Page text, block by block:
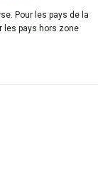
Pour les pays de la
les pays hors zone